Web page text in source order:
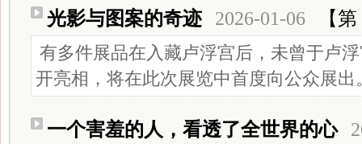
光影与图案的奇迹 2026-01-06 【
有多件展品在入藏卢浮宫后，未曾于卢
开亮相，将在此次展览中首度向公众展出
一个害羞的人，看透了全世界的心